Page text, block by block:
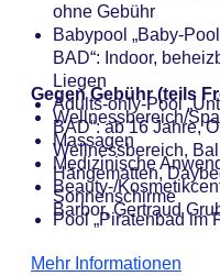
ohne Gebühr
Babypool „Baby-
BAD“: Indoor,
Liegen
Adults-only-Pool
BAD“: ab 16 Jahre,
Wellnessbereich,
Hängematten,
Sonnenschirme
Pool „Piratenbad im
Liegen
Gegen Gebühr (teils
Wellnessbereich/
Massagen
Medizinische
Beauty-/
Barbor, Gertraud
Mehr Informationen